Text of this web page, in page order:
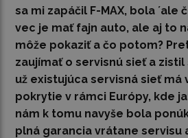
sa mi zapáčil F-MAX, bola ´ale
vec je mať fajn auto, ale aj to
môže pokaziť a čo potom?
zaujímať o servisnú sieť a zistil
už existujúca servisná sieť má
pokrytie v rámci Európy, kde
nám k tomu navyše bola
plná garancia vrátane servisu